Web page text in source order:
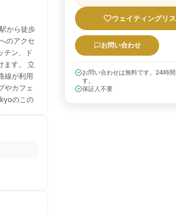
から徒歩
のアクセ
チン、ド
ます。 立
線が利用
やカフェ
のこの
ウェイティングリ
お問い合わせ
お問い合わせは無料です。24時
す。
保証人不要